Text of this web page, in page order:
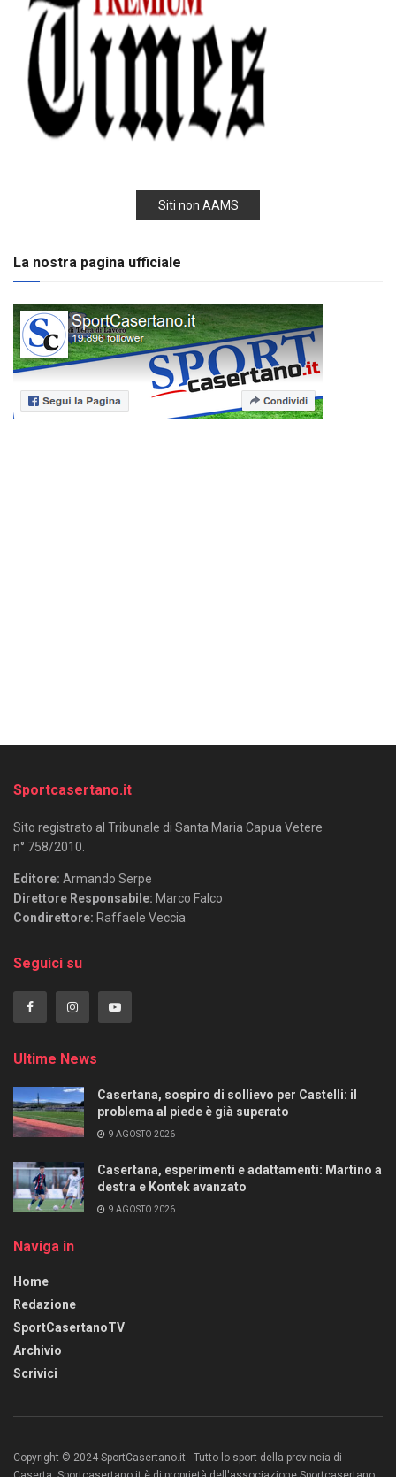
Siti non AAMS
La nostra pagina ufficiale
Sportcasertano.it
Sito registrato al Tribunale di Santa Maria Capua Vetere
n° 758/2010.
Editore: Armando Serpe
Direttore Responsabile: Marco Falco
Condirettore: Raffaele Veccia
Seguici su
Ultime News
Casertana, sospiro di sollievo per Castelli: il
problema al piede è già superato
9 AGOSTO 2026
Casertana, esperimenti e adattamenti: Martino a
destra e Kontek avanzato
9 AGOSTO 2026
Naviga in
Home
Redazione
SportCasertanoTV
Archivio
Scrivici
Copyright © 2024 SportCasertano.it - Tutto lo sport della provincia di